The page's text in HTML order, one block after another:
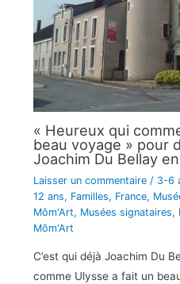
« Heureux qui
beau voyage » pour
Joachim Du Bellay
Laisser un commentaire / 3-6
12 ans, Familles, France,
Môm'Art, Musées signataires,
Môm'Art
C’est qui déjà Joachim Du
comme Ulysse a fait un